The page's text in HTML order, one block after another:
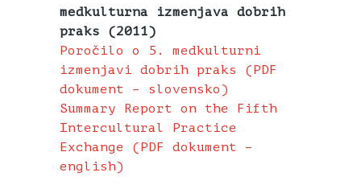
medkulturna izmenjava dobrih
praks (2011)
Poročilo o 5. medkulturni
izmenjavi dobrih praks (PDF
dokument – slovensko)
Summary Report on the Fifth
Intercultural Practice
Exchange (PDF dokument –
english)